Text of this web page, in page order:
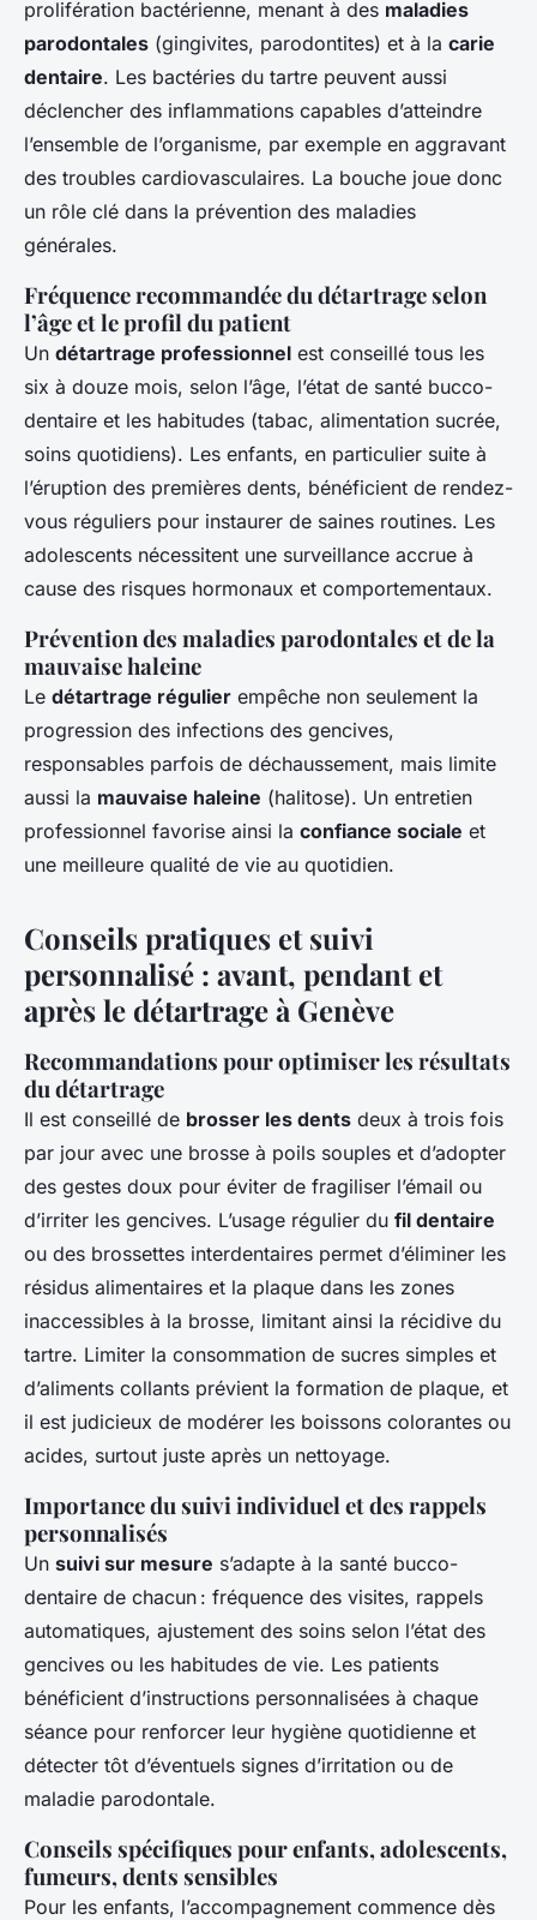
prolifération bactérienne, menant à des maladies
parodontales (gingivites, parodontites) et à la carie
dentaire. Les bactéries du tartre peuvent aussi
déclencher des inflammations capables d’atteindre
l’ensemble de l’organisme, par exemple en aggravant
des troubles cardiovasculaires. La bouche joue donc
un rôle clé dans la prévention des maladies
générales.
Fréquence recommandée du détartrage selon
l’âge et le profil du patient
Un détartrage professionnel est conseillé tous les
six à douze mois, selon l’âge, l’état de santé bucco-
dentaire et les habitudes (tabac, alimentation sucrée,
soins quotidiens). Les enfants, en particulier suite à
l’éruption des premières dents, bénéficient de rendez-
vous réguliers pour instaurer de saines routines. Les
adolescents nécessitent une surveillance accrue à
cause des risques hormonaux et comportementaux.
Prévention des maladies parodontales et de la
mauvaise haleine
Le détartrage régulier empêche non seulement la
progression des infections des gencives,
responsables parfois de déchaussement, mais limite
aussi la mauvaise haleine (halitose). Un entretien
professionnel favorise ainsi la confiance sociale et
une meilleure qualité de vie au quotidien.
Conseils pratiques et suivi
personnalisé : avant, pendant et
après le détartrage à Genève
Recommandations pour optimiser les résultats
du détartrage
Il est conseillé de brosser les dents deux à trois fois
par jour avec une brosse à poils souples et d’adopter
des gestes doux pour éviter de fragiliser l’émail ou
d’irriter les gencives. L’usage régulier du fil dentaire
ou des brossettes interdentaires permet d’éliminer les
résidus alimentaires et la plaque dans les zones
inaccessibles à la brosse, limitant ainsi la récidive du
tartre. Limiter la consommation de sucres simples et
d’aliments collants prévient la formation de plaque, et
il est judicieux de modérer les boissons colorantes ou
acides, surtout juste après un nettoyage.
Importance du suivi individuel et des rappels
personnalisés
Un suivi sur mesure s’adapte à la santé bucco-
dentaire de chacun : fréquence des visites, rappels
automatiques, ajustement des soins selon l’état des
gencives ou les habitudes de vie. Les patients
bénéficient d’instructions personnalisées à chaque
séance pour renforcer leur hygiène quotidienne et
détecter tôt d’éventuels signes d’irritation ou de
maladie parodontale.
Conseils spécifiques pour enfants, adolescents,
fumeurs, dents sensibles
Pour les enfants, l’accompagnement commence dès